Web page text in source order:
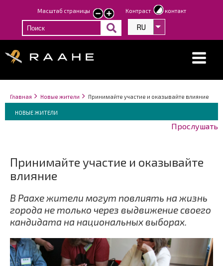
Перейти
к
основному
Масштаб страницы
smallerlarger
text
Контраст контакт
RU Список
Строка
навигации
You
here:
Главная Новые жители Принимайте участие и оказывайте влияние
Breadcrumbs
You
are
НОВЫЕ ЖИТЕЛИ
Прослушать
Принимайте участие и оказывайте
влияние
В Раахе жители могут повлиять на жизнь
города не только через выдвижение своего
кандидата на национальных выборах.